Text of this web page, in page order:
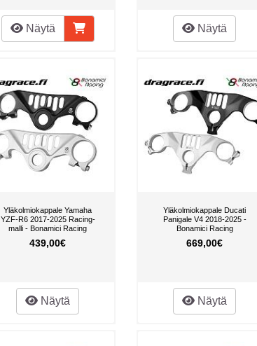
Näytä Näytä
Yläkolmiokappale Yamaha
YZF-R6 2017-2025 Racing-
malli - Bonamici Racing
439,00€
Näytä
Yläkolmiokappale Ducati
Panigale V4 2018-2025 -
Bonamici Racing
669,00€
Näytä